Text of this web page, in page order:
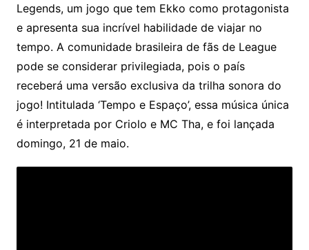
Legends, um jogo que tem Ekko como protagonista
e apresenta sua incrível habilidade de viajar no
tempo. A comunidade brasileira de fãs de League
pode se considerar privilegiada, pois o país
receberá uma versão exclusiva da trilha sonora do
jogo! Intitulada ‘Tempo e Espaço’, essa música única
é interpretada por Criolo e MC Tha, e foi lançada
domingo, 21 de maio.